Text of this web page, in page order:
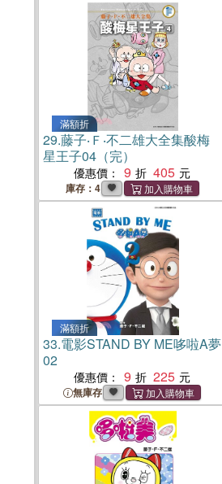
滿額折
29.藤子‧Ｆ‧不二雄大全集酸梅
星王子04（完）
優惠價： 9 405
庫存：4
滿額折
33.電影STAND BY ME哆啦A夢
02
優惠價： 9 225
無庫存